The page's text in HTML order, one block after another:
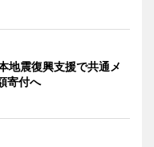
地震復興支援で共通メ
寄付へ